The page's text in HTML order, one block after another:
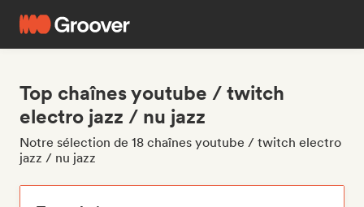
Top chaînes youtube / twitch
electro jazz / nu jazz
Notre sélection de 18 chaînes youtube / twitch electro
jazz / nu jazz